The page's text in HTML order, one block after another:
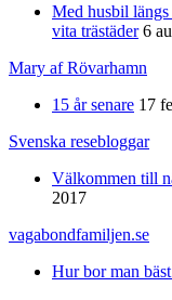
Med husbil
vita trästäder 6
Mary af Rövarhamn
15 år senare 17
Svenska resebloggar
Välkommen till
2017
vagabondfamiljen.se
Hur bor man